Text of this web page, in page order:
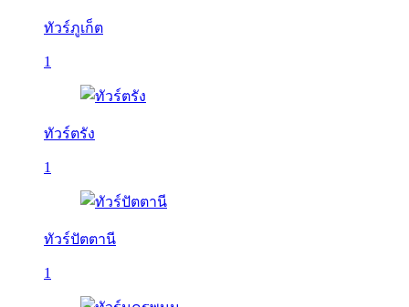
ทัวร์ภูเก็ต
1
ทัวร์ตรัง
1
ทัวร์ปัตตานี
1